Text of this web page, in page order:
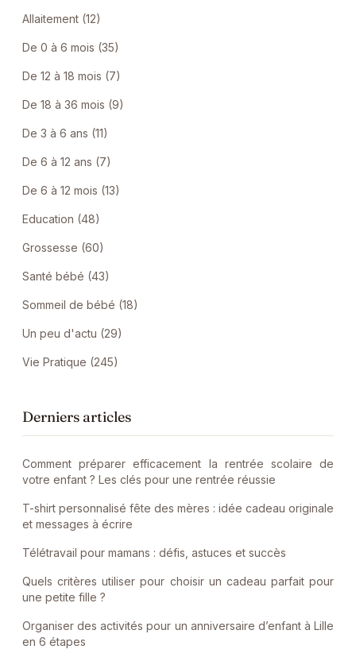
Allaitement (12)
De 0 à 6 mois (35)
De 12 à 18 mois (7)
De 18 à 36 mois (9)
De 3 à 6 ans (11)
De 6 à 12 ans (7)
De 6 à 12 mois (13)
Education (48)
Grossesse (60)
Santé bébé (43)
Sommeil de bébé (18)
Un peu d'actu (29)
Vie Pratique (245)
Derniers articles
Comment préparer efficacement la rentrée scolaire de
votre enfant ? Les clés pour une rentrée réussie
T-shirt personnalisé fête des mères : idée cadeau originale
et messages à écrire
Télétravail pour mamans : défis, astuces et succès
Quels critères utiliser pour choisir un cadeau parfait pour
une petite fille ?
Organiser des activités pour un anniversaire d’enfant à Lille
en 6 étapes